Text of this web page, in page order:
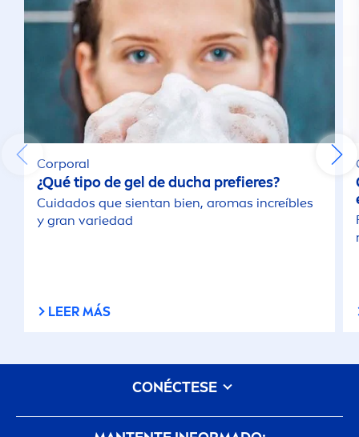
Corporal
¿Qué tipo de gel de ducha prefieres?
Cuidados que sientan bien, aromas increíbles
y gran variedad
LEER MÁS
CONÉCTESE